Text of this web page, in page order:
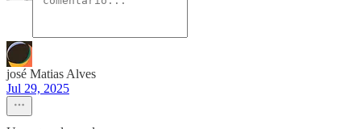
josé Matias Alves
Jul 29, 2025